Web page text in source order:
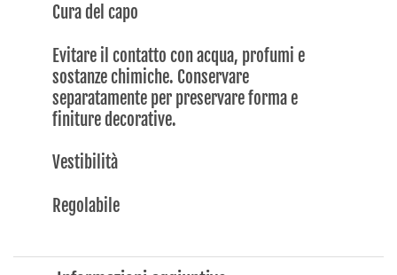
Cura del capo
Evitare il contatto con acqua, profumi e
sostanze chimiche. Conservare
separatamente per preservare forma e
finiture decorative.
Vestibilità
Regolabile